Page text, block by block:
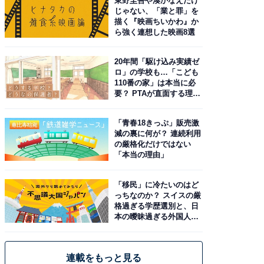
じゃない、「業と罪」を
描く『映画ちいかわ』か
ら強く連想した映画8選
20年間「駆け込み実績ゼ
ロ」の学校も…「こども
110番の家」は本当に必
要？ PTAが直面する理想
「青春18きっぷ」販売激
減の裏に何が？ 連続利用
の厳格化だけではない
「本当の理由」
「移民」に冷たいのはど
っちなのか？ スイスの厳
格過ぎる学歴選別と、日
本の曖昧過ぎる外国人政
連載をもっと見る